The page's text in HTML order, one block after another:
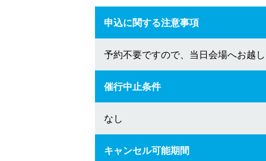
申込に関する注意事項
予約不要ですので、当日会場へお越し
催行中止条件
なし
キャンセル可能期間